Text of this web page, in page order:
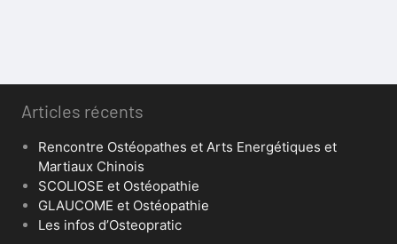
Articles récents
Rencontre Ostéopathes et Arts Energétiques et
Martiaux Chinois
SCOLIOSE et Ostéopathie
GLAUCOME et Ostéopathie
Les infos d’Osteopratic